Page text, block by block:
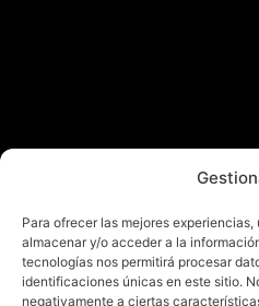
Para ofrecer las mejores
almacenar y/o acceder a la
tecnologías nos permitirá procesar
identificaciones únicas en este sitio.
negativamente a ciertas